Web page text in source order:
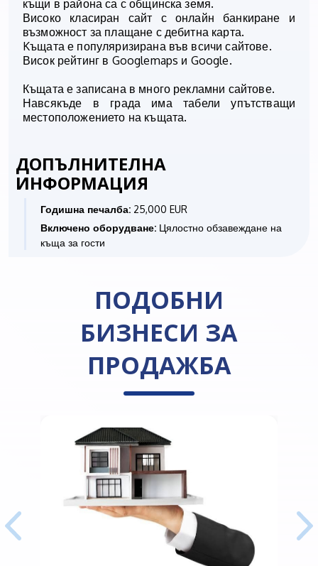
къщи в района са с общинска земя.
Високо класиран сайт с онлайн банкиране и
възможност за плащане с дебитна карта.
Kъщата е популяризирана във всичи сайтове.
Висок рeйтинг в Googlemaps и Google.
Къщата е записана в много рекламни сайтове.
Навсякъде в града има табели упътстващи
местоположението на къщата.
ДОПЪЛНИТЕЛНА
ИНФОРМАЦИЯ
Годишна печалба: 25,000 EUR
Включено оборудване: Цялостно обзавеждане на
къща за гости
ПОДОБНИ
БИЗНЕСИ ЗА
ПРОДАЖБА